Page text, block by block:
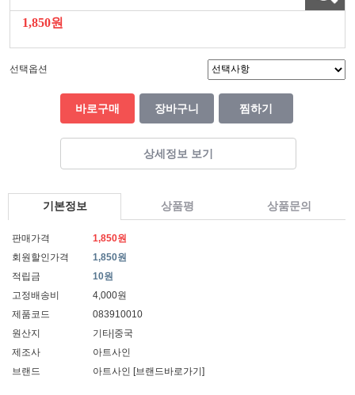
1,850원
선택옵션
바로구매 장바구니 찜하기
상세정보 보기
기본정보 상품평 상품문의
판매가격
1,850원
회원할인가격
1,850원
적립금
10원
고정배송비
4,000원
제품코드
083910010
원산지
기타|중국
제조사
아트사인
브랜드
아트사인 [브랜드바로가기]